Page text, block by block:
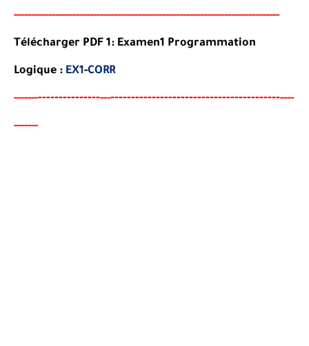
-----------------------------------------------------------------------------
Télécharger PDF 1: Examen1 Programmation
Logique : EX1-CORR
----------------------------------------------------------------------
-------